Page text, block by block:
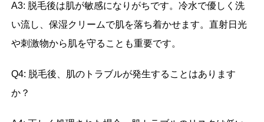
A3: 脱毛後は肌が敏感になりがちです。冷水で優しく洗
い流し、保湿クリームで肌を落ち着かせます。直射日光
や刺激物から肌を守ることも重要です。
Q4: 脱毛後、肌のトラブルが発生することはあります
か？